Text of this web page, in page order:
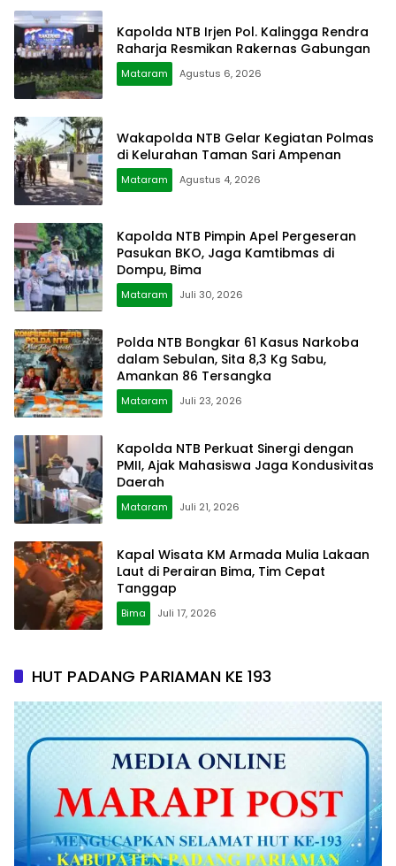
Kapolda NTB Irjen Pol. Kalingga Rendra
Raharja Resmikan Rakernas Gabungan
Mataram Agustus 6, 2026
Wakapolda NTB Gelar Kegiatan Polmas
di Kelurahan Taman Sari Ampenan
Mataram Agustus 4, 2026
Kapolda NTB Pimpin Apel Pergeseran
Pasukan BKO, Jaga Kamtibmas di
Dompu, Bima
Mataram Juli 30, 2026
Polda NTB Bongkar 61 Kasus Narkoba
dalam Sebulan, Sita 8,3 Kg Sabu,
Amankan 86 Tersangka
Mataram Juli 23, 2026
Kapolda NTB Perkuat Sinergi dengan
PMII, Ajak Mahasiswa Jaga Kondusivitas
Daerah
Mataram Juli 21, 2026
Kapal Wisata KM Armada Mulia Lakaan
Laut di Perairan Bima, Tim Cepat
Tanggap
Bima Juli 17, 2026
HUT PADANG PARIAMAN KE 193